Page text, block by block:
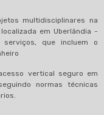
multidisciplinares na
em Uberlândia -
serviços, que incluem o
vertical seguro em
normas técnicas